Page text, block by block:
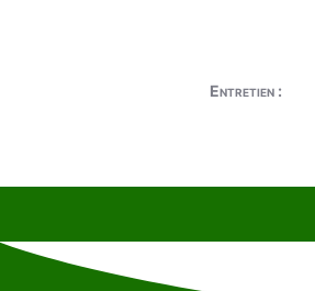
Entretien :